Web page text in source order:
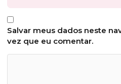
Salvar meus dados neste
vez que eu comentar.